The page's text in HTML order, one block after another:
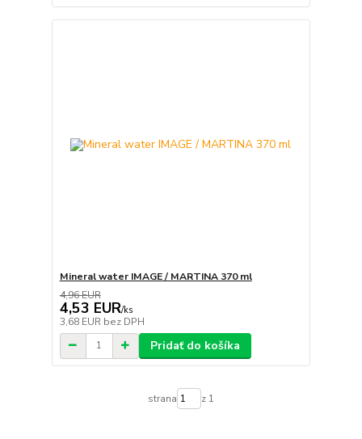
Mineral water IMAGE / MARTINA 370 ml
4,96 EUR
4,53 EUR/ks
3,68 EUR bez DPH
Pridať do košíka
strana z 1